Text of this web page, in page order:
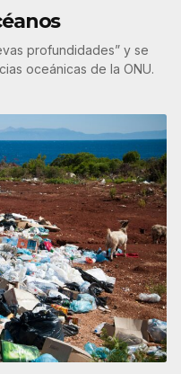
profundidades” y se
oceánicas de la ONU.